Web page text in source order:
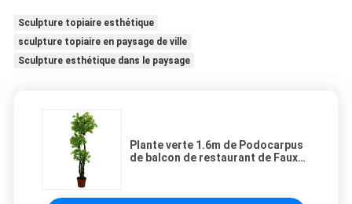
Sculpture topiaire esthétique
sculpture topiaire en paysage de ville
Sculpture esthétique dans le paysage
Plante verte 1.6m de Podocarpus
de balcon de restaurant de Faux